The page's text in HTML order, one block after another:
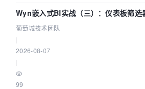
Wyn嵌入式BI实战（三）：仪表板筛选
数联动全闭环
葡萄城技术团队
2026-08-07
99